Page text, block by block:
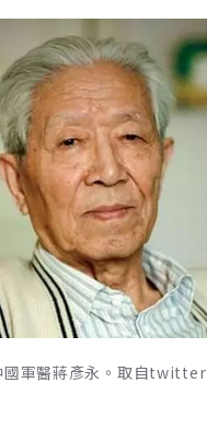
國軍醫蔣彥永。取自twitter